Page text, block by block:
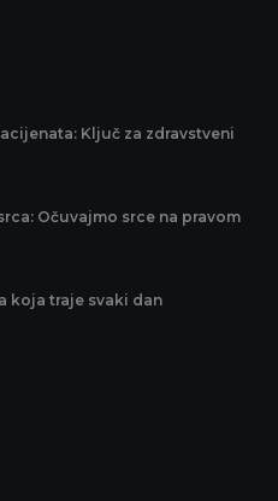
Ključ za zdravstveni
Očuvajmo srce na pravom
koja traje svaki dan